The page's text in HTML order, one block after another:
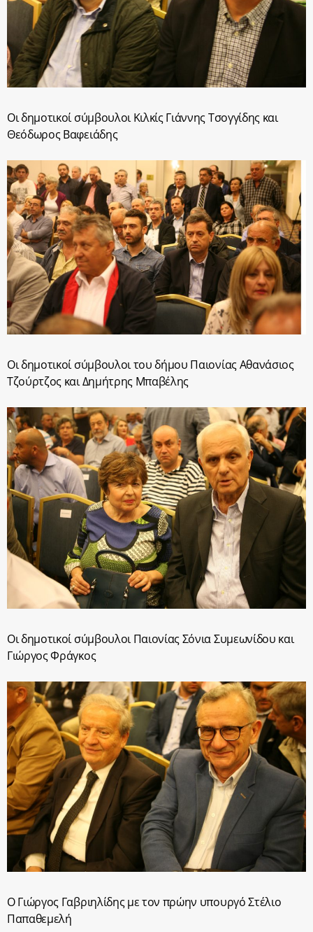
Οι δημοτικοί σύμβουλοι Κιλκίς Γιάννης Τσογγίδης και
Θεόδωρος Βαφειάδης
Οι δημοτικοί σύμβουλοι του δήμου Παιονίας Αθανάσιος
Τζούρτζος και Δημήτρης Μπαβέλης
Οι δημοτικοί σύμβουλοι Παιονίας Σόνια Συμεωνίδου και
Γιώργος Φράγκος
Ο Γιώργος Γαβριηλίδης με τον πρώην υπουργό Στέλιο
Παπαθεμελή